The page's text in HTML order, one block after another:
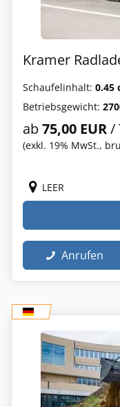
Kramer
Schaufelinhalt: 0.45
Betriebsgewicht:
ab75,00 EUR/
(exkl. 19% MwSt.,
LEER
Anrufen